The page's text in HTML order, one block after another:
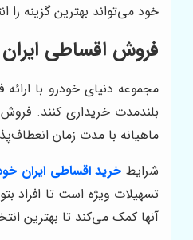
خود می‌تواند بهترین گزینه
فروش اقساطی
مجموعه دنیای خودرو با
ماهیانه با مدت زمان
شرایط خرید اقساطی ایران
تسهیلات ویژه است تا افراد
آنها کمک می‌کند تا بهترین